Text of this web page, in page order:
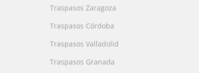
Traspasos Zaragoza
Traspasos Córdoba
Traspasos Valladolid
Traspasos Granada